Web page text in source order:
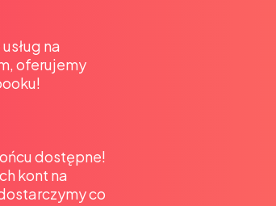
na
oferujemy
dostępne!
kont na
co